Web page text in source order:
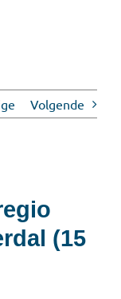
Volgende
(15